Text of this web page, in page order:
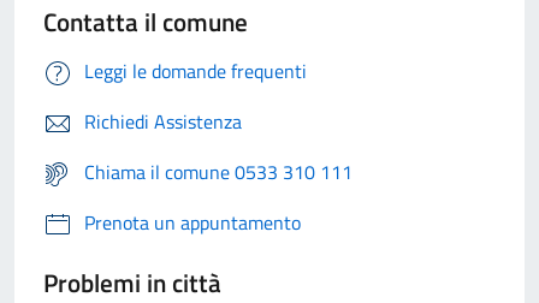
Contatta il comune
Leggi le domande frequenti
Richiedi Assistenza
Chiama il comune 0533 310 111
Prenota un appuntamento
Problemi in città